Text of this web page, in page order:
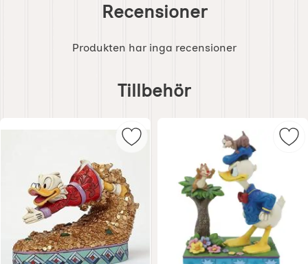
Recensioner
Produkten har inga recensioner
Tillbehör
Markera disney Jul - Farbror